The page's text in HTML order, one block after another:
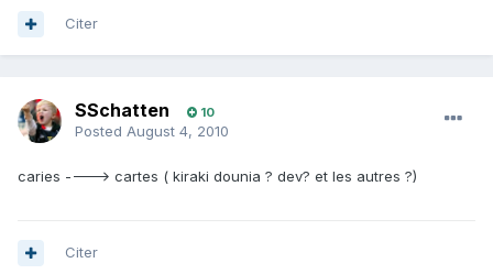
Citer
SSchatten 10
Posted August 4, 2010
caries ----> cartes ( kiraki dounia ? dev? et les autres ?)
Citer